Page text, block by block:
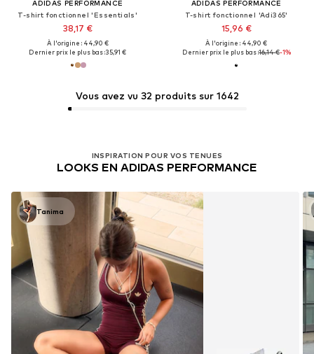
ADIDAS PERFORMANCE
T-shirt fonctionnel 'Essentials'
38,17 €
À l'origine : 44,90 €
Dernier prix le plus bas :35,91 €
ADIDAS PERFORMANCE
T-shirt fonctionnel 'Adi365'
15,96 €
À l'origine : 44,90 €
Dernier prix le plus bas :16,14 €-1%
Vous avez vu 32 produits sur 1642
INSPIRATION POUR VOS TENUES
LOOKS EN ADIDAS PERFORMANCE
Tanima